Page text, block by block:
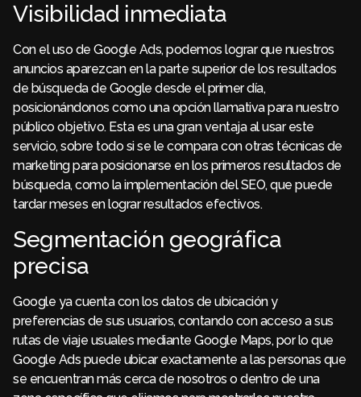
Visibilidad inmediata
Con el uso de Google Ads, podemos lograr que nuestros
anuncios aparezcan en la parte superior de los resultados
de búsqueda de Google desde el primer día,
posicionándonos como una opción llamativa para nuestro
público objetivo. Esta es una gran ventaja al usar este
servicio, sobre todo si se le compara con otras técnicas de
marketing para posicionarse en los primeros resultados de
búsqueda, como la implementación del SEO, que puede
tardar meses en lograr resultados efectivos.
Segmentación geográfica
precisa
Google ya cuenta con los datos de ubicación y
preferencias de sus usuarios, contando con acceso a sus
rutas de viaje usuales mediante Google Maps, por lo que
Google Ads puede ubicar exactamente a las personas que
se encuentran más cerca de nosotros o dentro de una